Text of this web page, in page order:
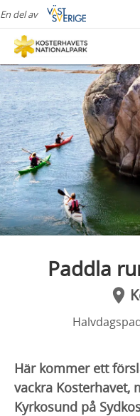
En del av
Paddla
Här kommer ett
vackra Kosterhavet,
Kyrkosund på